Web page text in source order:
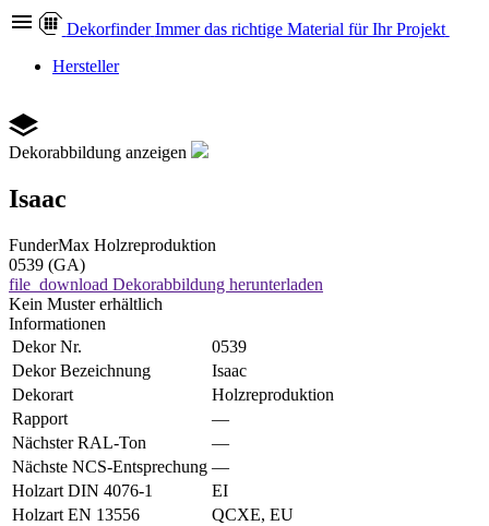
Dekorfinder Immer das richtige Material für Ihr Projekt
Hersteller
Dekorabbildung anzeigen
Isaac
FunderMax Holzreproduktion
0539 (GA)
file_download Dekorabbildung herunterladen
Kein Muster erhältlich
Informationen
Dekor Nr.
0539
Dekor Bezeichnung
Isaac
Dekorart
Holzreproduktion
Rapport
—
Nächster RAL-Ton
—
Nächste NCS-Entsprechung —
Holzart DIN 4076-1
EI
Holzart EN 13556
QCXE, EU